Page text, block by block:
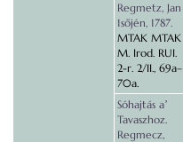
Regmetz, Jan
1sőjén, 1787.
MTAK MTAK
M. Irod. RUI.
2-r. 2/II., 69a–
70a.
Sóhajtás aʼ
Tavaszhoz.
Regmecz,